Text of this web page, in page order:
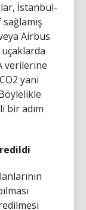
İstanbul-
Airbus
verilerine
yani
bir adım